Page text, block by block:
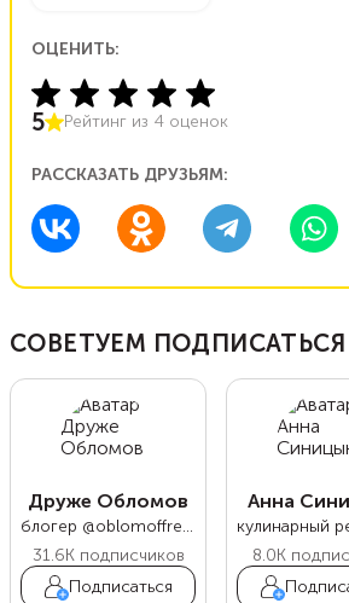
ОЦЕНИТЬ:
5 Рейтинг из 4 оценок
РАССКАЗАТЬ ДРУЗЬЯМ:
СОВЕТУЕМ ПОДПИСАТЬСЯ
Друже Обломов
блогер @oblomoffrecipe
31.6Kподписчиков
Подписаться
Анна
8.0K